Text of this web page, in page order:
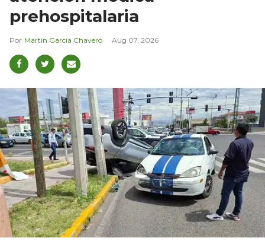
prehospitalaria
Martín García Chavero Aug 07, 2026